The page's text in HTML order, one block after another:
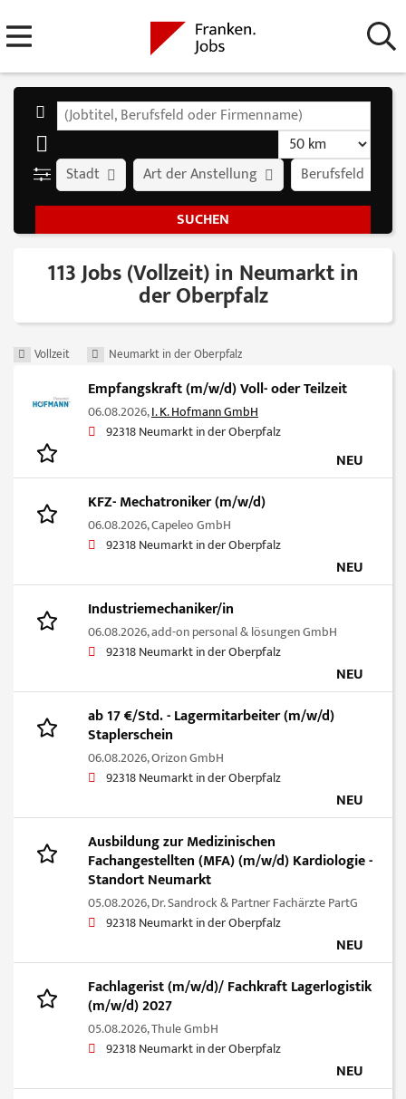
Stadt Art der Anstellung Berufsfeld
113 Jobs (Vollzeit) in Neumarkt in
der Oberpfalz
Vollzeit Neumarkt in der Oberpfalz
Empfangskraft (m/w/d) Voll- oder Teilzeit
06.08.2026,I. K. Hofmann GmbH
92318 Neumarkt in der Oberpfalz
NEU
KFZ- Mechatroniker (m/w/d)
06.08.2026,Capeleo GmbH
92318 Neumarkt in der Oberpfalz
NEU
Industriemechaniker/in
06.08.2026,add-on personal & lösungen GmbH
92318 Neumarkt in der Oberpfalz
NEU
ab 17 €/Std. - Lagermitarbeiter (m/w/d)
Staplerschein
06.08.2026,Orizon GmbH
92318 Neumarkt in der Oberpfalz
NEU
Ausbildung zur Medizinischen
Fachangestellten (MFA) (m/w/d) Kardiologie -
Standort Neumarkt
05.08.2026,Dr. Sandrock & Partner Fachärzte PartG
92318 Neumarkt in der Oberpfalz
NEU
Fachlagerist (m/w/d)/ Fachkraft Lagerlogistik
(m/w/d) 2027
05.08.2026,Thule GmbH
92318 Neumarkt in der Oberpfalz
NEU